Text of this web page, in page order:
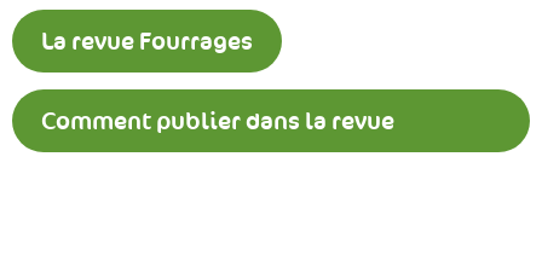
La revue Fourrages
Comment publier dans la revue